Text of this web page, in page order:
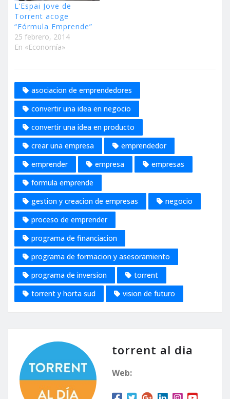
L’Espai Jove de
Torrent acoge
“Fórmula Emprende”
25 febrero, 2014
En «Economía»
asociacion de emprendedores
convertir una idea en negocio
convertir una idea en producto
crear una empresa
emprendedor
emprender
empresa
empresas
formula emprende
gestion y creacion de empresas
negocio
proceso de emprender
programa de financiacion
programa de formacion y asesoramiento
programa de inversion
torrent
torrent y horta sud
vision de futuro
torrent al dia
Web: